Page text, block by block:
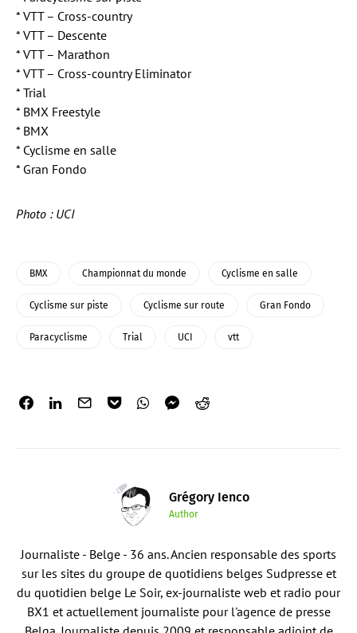
* VTT – Cross-country
* VTT – Descente
* VTT – Marathon
* VTT – Cross-country Eliminator
* Trial
* BMX Freestyle
* BMX
* Cyclisme en salle
* Gran Fondo
Photo : UCI
BMX Championnat du monde Cyclisme en salle
Cyclisme sur piste Cyclisme sur route Gran Fondo
Paracyclisme Trial UCI vtt
Grégory Ienco
Author
Journaliste - Belge - 36 ans. Ancien responsable des sports
sur les sites du groupe de quotidiens belges Sudpresse et
du quotidien belge Le Soir, ex-journaliste web et radio pour
BX1 et actuellement journaliste pour l'agence de presse